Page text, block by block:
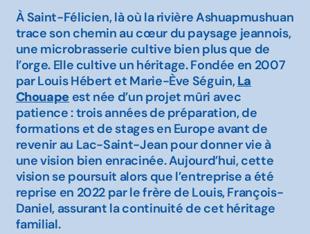
À Saint-Félicien, là où la rivière Ashuapmushuan
trace son chemin au cœur du paysage jeannois,
une microbrasserie cultive bien plus que de
l’orge. Elle cultive un héritage. Fondée en 2007
par Louis Hébert et Marie-Ève Séguin,La
Chouape est née d’un projet mûri avec
patience : trois années de préparation, de
formations et de stages en Europe avant de
revenir au Lac-Saint-Jean pour donner vie à
une vision bien enracinée. Aujourd’hui, cette
vision se poursuit alors que l’entreprise a été
reprise en 2022 par le frère de Louis, François-
Daniel, assurant la continuité de cet héritage
familial.